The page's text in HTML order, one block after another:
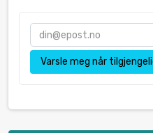
Varsle meg når